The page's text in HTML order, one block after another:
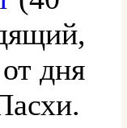
дня